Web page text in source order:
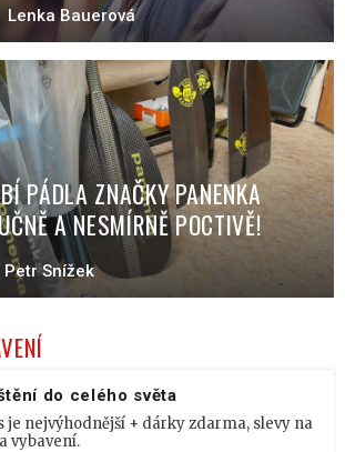
Lenka Bauerová
PÁDLA ZNAČKY PANENKA
A NESMÍRNĚ POCTIVĚ!
Petr Snížek
do celého světa
je nejvýhodnější + dárky zdarma, slevy na
vybavení.